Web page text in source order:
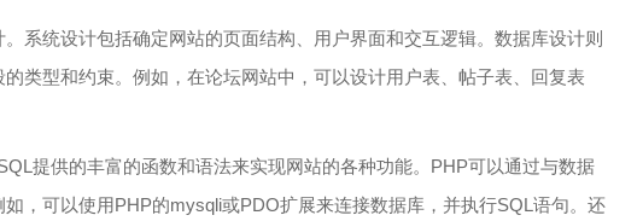
系统设计包括确定网站的页面结构、用户界面和交互逻辑。数据库设计则
类型和约束。例如，在论坛网站中，可以设计用户表、帖子表、回复表
提供的丰富的函数和语法来实现网站的各种功能。PHP可以通过与数据
，可以使用PHP的mysqli或PDO扩展来连接数据库，并执行SQL语句。还